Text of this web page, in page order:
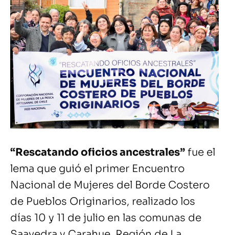
“Rescatando oficios ancestrales” fue el
lema que guió el primer Encuentro
Nacional de Mujeres del Borde Costero
de Pueblos Originarios, realizado los
días 10 y 11 de julio en las comunas de